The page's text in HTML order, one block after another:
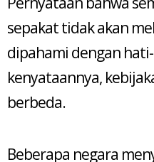
sepakat tidak akan
dipahami dengan
kenyataannya,
berbeda.
Beberapa negara